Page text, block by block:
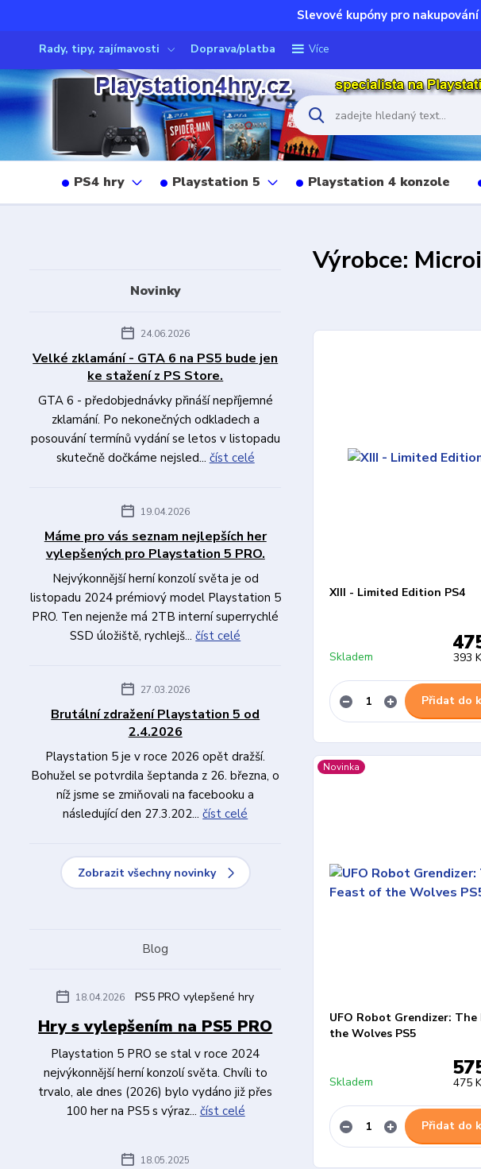
Slevové kupóny pro
Rady, tipy, zajímavosti Doprava/platba Více
PS4 hry Playstation 5 Playstation 4 konzole
Novinky
24.06.2026
Velké zklamání - GTA 6 na PS5 bude jen
ke stažení z PS Store.
GTA 6 - předobjednávky přináší nepříjemné
zklamání. Po nekonečných odkladech a
posouvání termínů vydání se letos v listopadu
skutečně dočkáme nejsled... číst celé
19.04.2026
Máme pro vás seznam nejlepších her
vylepšených pro Playstation 5 PRO.
Nejvýkonnější herní konzolí světa je od
listopadu 2024 prémiový model Playstation 5
PRO. Ten nejenže má 2TB interní superrychlé
SSD úložiště, rychlejš...číst celé
27.03.2026
Brutální zdražení Playstation 5 od
2.4.2026
Playstation 5 je v roce 2026 opět dražší.
Bohužel se potvrdila šeptanda z 26. března, o
níž jsme se zmiňovali na facebooku a
následující den 27.3.202...číst celé
Zobrazit všechny novinky
Blog
18.04.2026 PS5 PRO vylepšené hry
Hry s vylepšením na PS5 PRO
Playstation 5 PRO se stal v roce 2024
nejvýkonnější herní konzolí světa. Chvíli to
trvalo, ale dnes (2026) bylo vydáno již přes
100 her na PS5 s výraz... číst celé
18.05.2025
Výrobce:
XIII - Limited Edition PS4
393
Skladem
Přidat do
Novinka
UFO Robot Grendizer: The
the Wolves PS5
475
Skladem
Přidat do